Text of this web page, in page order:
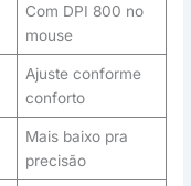
Com DPI 800 no
mouse
Ajuste conforme
conforto
Mais baixo pra
precisão